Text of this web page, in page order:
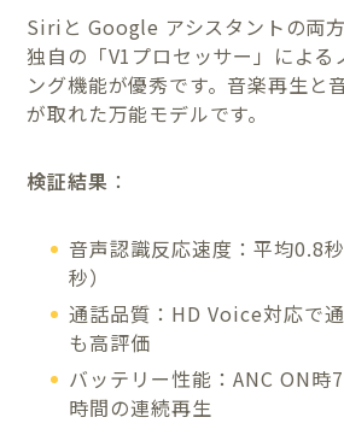
Siriと Google アシスタントの両
独自の「V1プロセッサー」による
ング機能が優秀です。音楽再生と
が取れた万能モデルです。
検証結果 ：
音声認識反応速度：平均0.8
秒）
通話品質：HD Voice対応で
も高評価
バッテリー性能：ANC ON時
時間の連続再生